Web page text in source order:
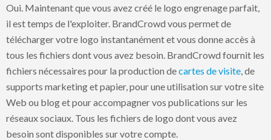
Oui. Maintenant que vous avez créé le logo engrenage parfait,
il est temps de l'exploiter. BrandCrowd vous permet de
télécharger votre logo instantanément et vous donne accès à
tous les fichiers dont vous avez besoin. BrandCrowd fournit les
fichiers nécessaires pour la production decartes de visite , de
supports marketing et papier, pour une utilisation sur votre site
Web ou blog et pour accompagner vos publications sur les
réseaux sociaux. Tous les fichiers de logo dont vous avez
besoin sont disponibles sur votre compte.